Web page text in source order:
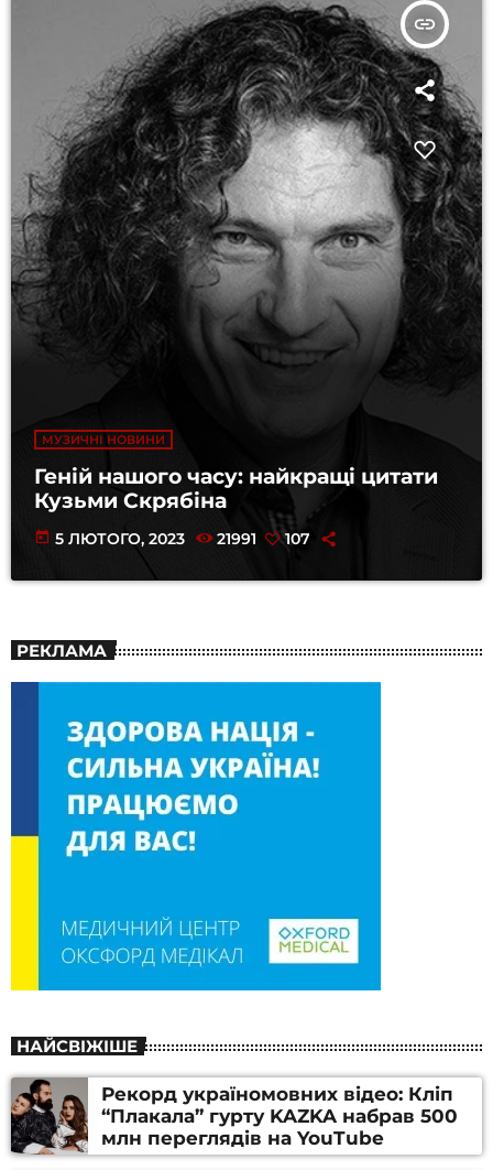
insert_link
МУЗИЧНІ НОВИНИ
Геній нашого часу: найкращі цитати
Кузьми Скрябіна
today 5 ЛЮТОГО, 2023 21991 107
РЕКЛАМА
НАЙСВІЖІШЕ
Рекорд україномовних відео: Кліп
“Плакала” гурту KAZKA набрав 500
млн переглядів на YouTube